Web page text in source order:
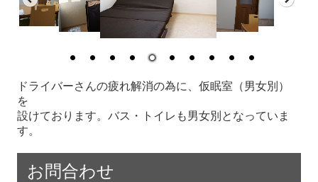
ドライバーさんの疲れ解消の為に、仮眠室（男女別）
を
設けております。バス・トイレも男女別となっていま
す。
お問合わせ